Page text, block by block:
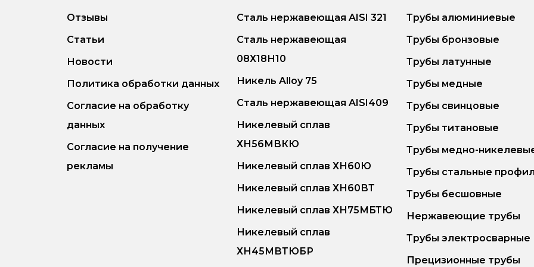
Отзывы
Статьи
Новости
Политика обработки данных
Согласие на обработку
данных
Согласие на получение
рекламы
Сталь нержавеющая AISI 321
Сталь нержавеющая
08Х18Н10
Никель Alloy 75
Сталь нержавеющая AISI409
Никелевый сплав
ХН56МВКЮ
Никелевый сплав ХН60Ю
Никелевый сплав ХН60ВТ
Никелевый сплав ХН75МБТЮ
Никелевый сплав
ХН45МВТЮБР
Трубы алюминиевые
Трубы бронзовые
Трубы латунные
Трубы медные
Трубы свинцовые
Трубы титановые
Трубы медно-
Трубы стальные
Трубы бесшовные
Нержавеющие трубы
Трубы электросварные
Прецизионные трубы